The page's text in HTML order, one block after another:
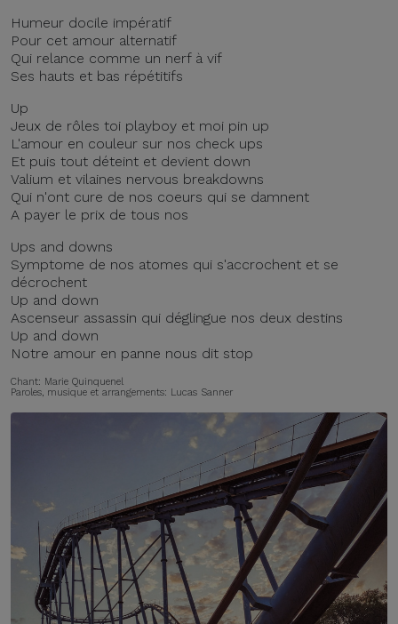
Humeur docile impératif
Pour cet amour alternatif
Qui relance comme un nerf à vif
Ses hauts et bas répétitifs
Up
Jeux de rôles toi playboy et moi pin up
L'amour en couleur sur nos check ups
Et puis tout déteint et devient down
Valium et vilaines nervous breakdowns
Qui n'ont cure de nos coeurs qui se damnent
A payer le prix de tous nos
Ups and downs
Symptome de nos atomes qui s'accrochent et se
décrochent
Up and down
Ascenseur assassin qui déglingue nos deux destins
Up and down
Notre amour en panne nous dit stop
Chant: Marie Quinquenel
Paroles, musique et arrangements: Lucas Sanner